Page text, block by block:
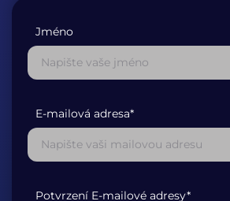
Jméno
E-mailová adresa*
Potvrzení E-mailové adresy*